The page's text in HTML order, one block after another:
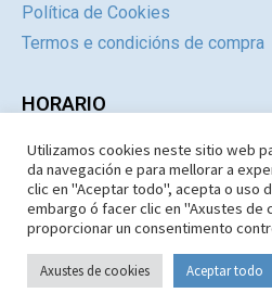
Política de Cookies
Termos e condicións de compra
HORARIO
Día
Luns a Xoves
Venres e Sábados
Domingos e Festivos
Utilizamos cookies neste sitio web
da navegación e para mellorar a
clic en "Aceptar todo", acepta o uso
embargo ó facer clic en "Axustes de
proporcionar un consentimento
Axustes de cookies Aceptar todo